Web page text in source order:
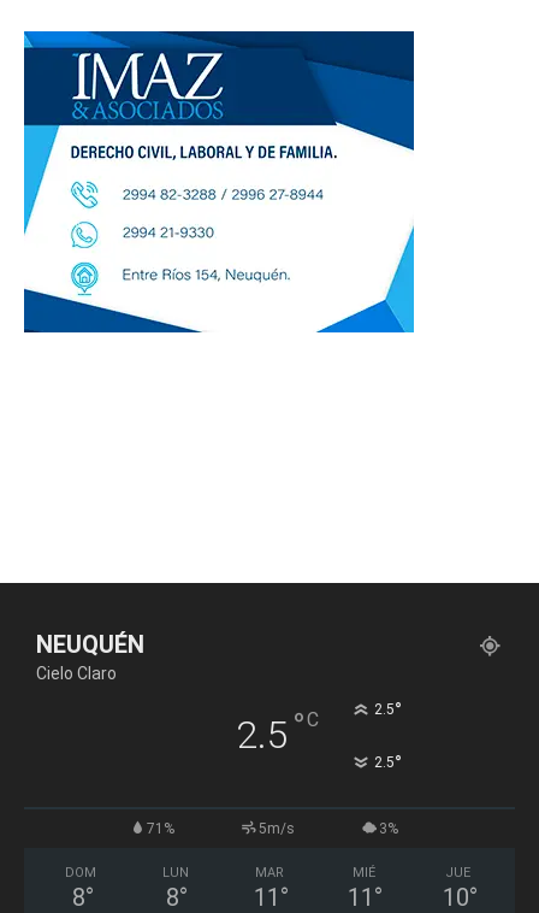
NEUQUÉN
Cielo Claro
2.5 °C 2.5°
2.5°
71% 5m/s 3%
DOM
8°
LUN
8°
MAR
11 °
MIÉ
11 °
JUE
10°